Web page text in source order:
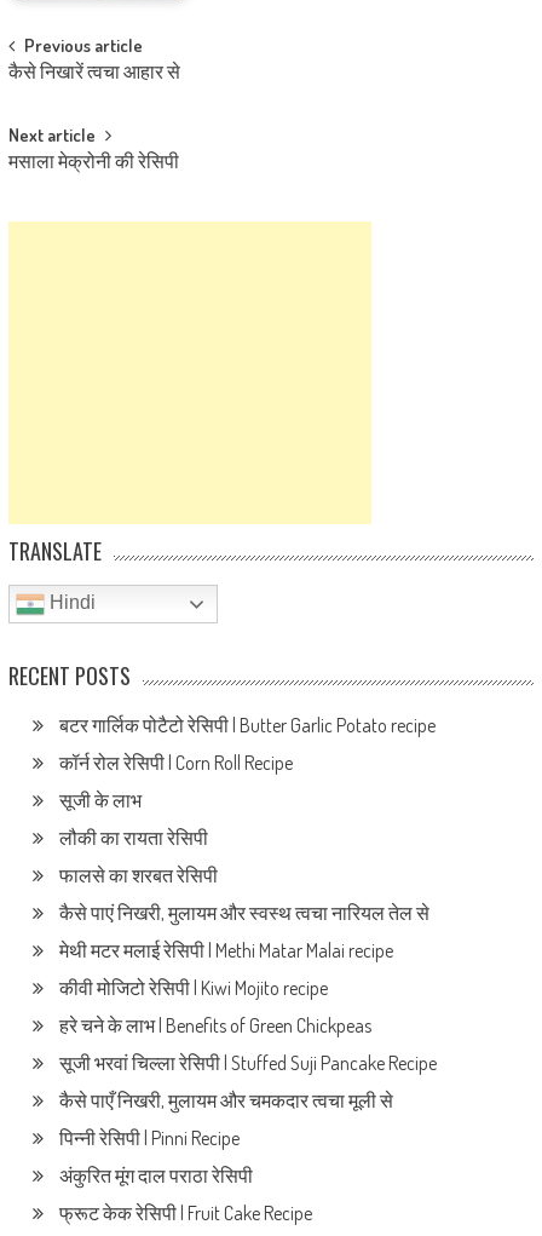
Post
navigation
Previous article
कैसे निखारें त्वचा आहार से
Next article
मसाला मेक्रोनी की रेसिपी
TRANSLATE
Hindi
RECENT POSTS
बटर गार्लिक पोटैटो रेसिपी | Butter Garlic Potato recipe
कॉर्न रोल रेसिपी | Corn Roll Recipe
सूजी के लाभ
लौकी का रायता रेसिपी
फालसे का शरबत रेसिपी
कैसे पाएं निखरी, मुलायम और स्वस्थ त्वचा नारियल तेल से
मेथी मटर मलाई रेसिपी | Methi Matar Malai recipe
कीवी मोजिटो रेसिपी | Kiwi Mojito recipe
हरे चने के लाभ | Benefits of Green Chickpeas
सूजी भरवां चिल्ला रेसिपी | Stuffed Suji Pancake Recipe
कैसे पाएँ निखरी, मुलायम और चमकदार त्वचा मूली से
पिन्नी रेसिपी | Pinni Recipe
अंकुरित मूंग दाल पराठा रेसिपी
फ्रूट केक रेसिपी | Fruit Cake Recipe